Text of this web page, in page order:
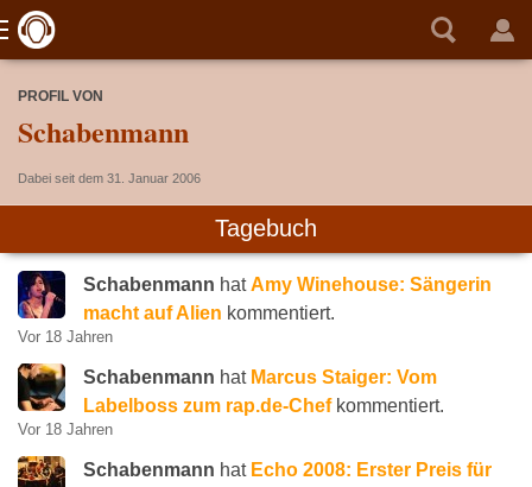
PROFIL VON
Schabenmann
Dabei seit dem 31. Januar 2006
Tagebuch
Schabenmann hatAmy Winehouse: Sängerin
macht auf Alien kommentiert.
Vor 18 Jahren
Schabenmann hat Marcus Staiger: Vom
Labelboss zum rap.de-Chefkommentiert.
Vor 18 Jahren
Schabenmann hat Echo 2008: Erster Preis für